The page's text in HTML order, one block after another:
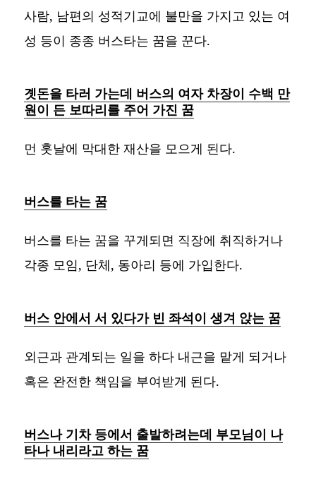
사람, 남편의 성적기교에 불만을 가지고 있는 여
성 등이 종종 버스타는 꿈을 꾼다.
곗돈을 타러 가는데 버스의 여자 차장이 수백 만
원이 든 보따리를 주어 가진 꿈
먼 훗날에 막대한 재산을 모으게 된다.
버스를 타는 꿈
버스를 타는 꿈을 꾸게되면 직장에 취직하거나
각종 모임, 단체, 동아리 등에 가입한다.
버스 안에서 서 있다가 빈 좌석이 생겨 앉는 꿈
외근과 관계되는 일을 하다 내근을 맡게 되거나
혹은 완전한 책임을 부여받게 된다.
버스나 기차 등에서 출발하려는데 부모님이 나
타나 내리라고 하는 꿈